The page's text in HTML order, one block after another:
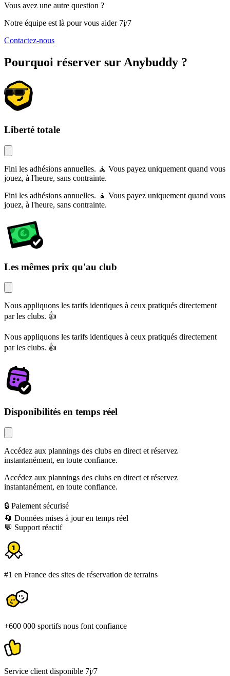
Vous avez une autre question ?
Notre équipe est là pour vous aider 7j/7
Contactez-nous
Pourquoi réserver sur Anybuddy ?
Liberté totale
Fini les adhésions annuelles. 🧘 Vous payez uniquement quand vous
jouez, à l'heure, sans contrainte.
Fini les adhésions annuelles. 🧘 Vous payez uniquement quand vous
jouez, à l'heure, sans contrainte.
Les mêmes prix qu'au club
Nous appliquons les tarifs identiques à ceux pratiqués directement
par les clubs. 👍
Nous appliquons les tarifs identiques à ceux pratiqués directement
par les clubs. 👍
Disponibilités en temps réel
Accédez aux plannings des clubs en direct et réservez
instantanément, en toute confiance.
Accédez aux plannings des clubs en direct et réservez
instantanément, en toute confiance.
🔒 Paiement sécurisé
🔄 Données mises à jour en temps réel
💬 Support réactif
#1 en France des sites de réservation de terrains
+600 000 sportifs nous font confiance
Service client disponible 7j/7